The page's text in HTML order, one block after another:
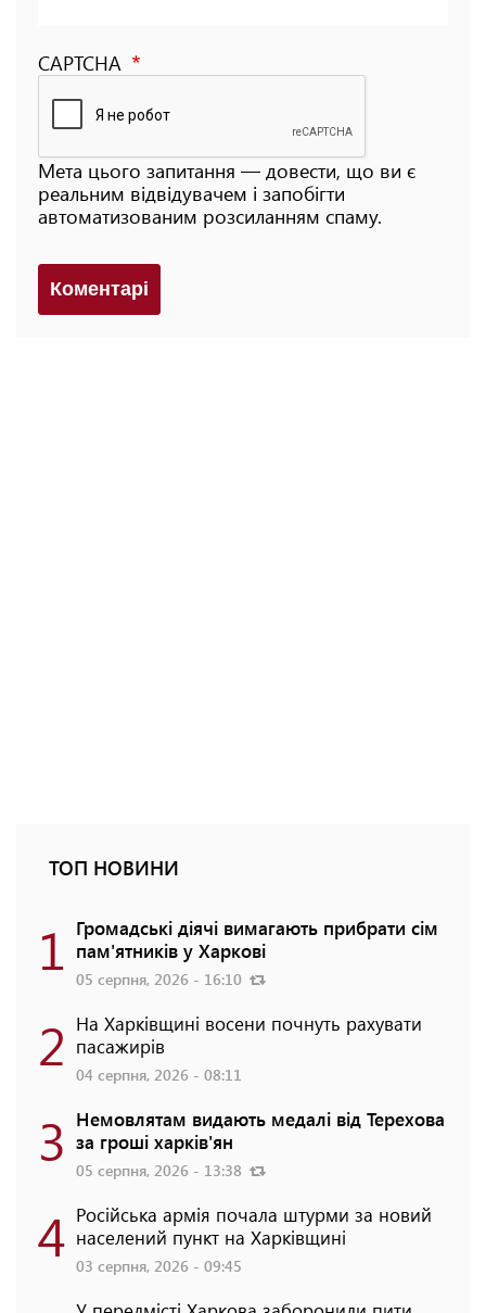
CAPTCHA
Мета цього запитання — довести, що ви є
реальним відвідувачем і запобігти
автоматизованим розсиланням спаму.
Коментарi
ТОП НОВИНИ
1 Громадські діячі вимагають прибрати сім
пам'ятників у Харкові
05 серпня, 2026 - 16:10
2 На Харківщині восени почнуть рахувати
пасажирів
04 серпня, 2026 - 08:11
3 Немовлятам видають медалі від Терехова
за гроші харків'ян
05 серпня, 2026 - 13:38
4 Російська армія почала штурми за новий
населений пункт на Харківщині
03 серпня, 2026 - 09:45